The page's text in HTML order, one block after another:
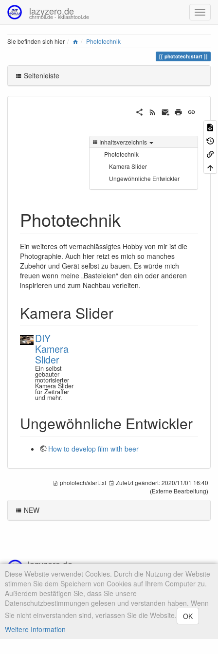
lazyzero.de
chrmoll.de - kkflashtool.de
Sie befinden sich hier HomePhototechnik
phototech:start
Seitenleiste
Inhaltsverzeichnis
Phototechnik
Kamera Slider
Ungewöhnliche Entwickler
Phototechnik
Ein weiteres oft vernachlässigtes Hobby von mir ist die
Photographie. Auch hier reizt es mich so manches
Zubehör und Gerät selbst zu bauen. Es würde mich
freuen wenn meine „Basteleien“ den ein oder anderen
inspirieren und zum Nachbau verleiten.
Kamera Slider
DIY
Kamera
Slider
Ein selbst
gebauter
motorisierter
Kamera Slider
für Zeitraffer
und mehr.
Ungewöhnliche Entwickler
How to develop film with beer
Diese Website verwendet Cookies. Durch die Nutzung der Website
stimmen Sie dem Speichern von Cookies auf Ihrem Computer zu.
Außerdem bestätigen Sie, dass Sie unsere
Datenschutzbestimmungen gelesen und verstanden haben. Wenn
Sie nicht einverstanden sind, verlassen Sie die Website.
OK
Weitere Information
phototech/start.txt Zuletzt geändert:2020/11/01 16:40
(Externe Bearbeitung)
NEW
lazyzero.de
chrmoll.de - kkflashtool.de
Falls nicht anders bezeichnet, ist der Inhalt dieses Wikis unter der folgenden Lizenz
veröffentlicht: